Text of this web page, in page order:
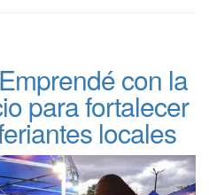
con la
para fortalecer
locales